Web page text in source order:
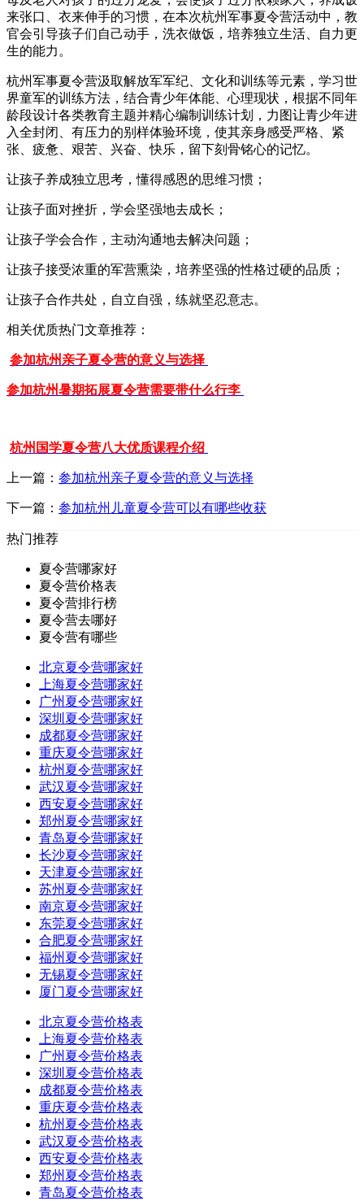
来张口、衣来伸手的习惯，在本次杭州军事夏令营活动中，教
官会引导孩子们自己动手，洗衣做饭，培养独立生活、自力更
生的能力。
杭州军事夏令营汲取解放军军纪、文化和训练等元素，学习世
界童军的训练方法，结合青少年体能、心理现状，根据不同年
龄段设计各类教育主题并精心编制训练计划，力图让青少年进
入全封闭、有压力的别样体验环境，使其亲身感受严格、紧
张、疲惫、艰苦、兴奋、快乐，留下刻骨铭心的记忆。
让孩子养成独立思考，懂得感恩的思维习惯；
让孩子面对挫折，学会坚强地去成长；
让孩子学会合作，主动沟通地去解决问题；
让孩子接受浓重的军营熏染，培养坚强的性格过硬的品质；
让孩子合作共处，自立自强，练就坚忍意志。
相关优质热门文章推荐：
参加杭州亲子夏令营的意义与选择
参加杭州暑期拓展夏令营需要带什么行李
杭州国学夏令营八大优质课程介绍
上一篇： 参加杭州亲子夏令营的意义与选择
下一篇： 参加杭州儿童夏令营可以有哪些收获
热门推荐
夏令营哪家好
夏令营价格表
夏令营排行榜
夏令营去哪好
夏令营有哪些
北京夏令营哪家好
上海夏令营哪家好
广州夏令营哪家好
深圳夏令营哪家好
成都夏令营哪家好
重庆夏令营哪家好
杭州夏令营哪家好
武汉夏令营哪家好
西安夏令营哪家好
郑州夏令营哪家好
青岛夏令营哪家好
长沙夏令营哪家好
天津夏令营哪家好
苏州夏令营哪家好
南京夏令营哪家好
东莞夏令营哪家好
合肥夏令营哪家好
福州夏令营哪家好
无锡夏令营哪家好
厦门夏令营哪家好
北京夏令营价格表
上海夏令营价格表
广州夏令营价格表
深圳夏令营价格表
成都夏令营价格表
重庆夏令营价格表
杭州夏令营价格表
武汉夏令营价格表
西安夏令营价格表
郑州夏令营价格表
青岛夏令营价格表